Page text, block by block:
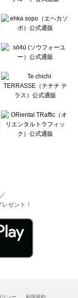
ゼント！
リシー 利用規約